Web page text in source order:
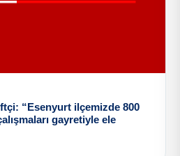
“Esenyurt ilçemizde 800
gayretiyle ele